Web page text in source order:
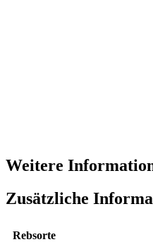
Weitere
Zusätzliche
Rebsorte